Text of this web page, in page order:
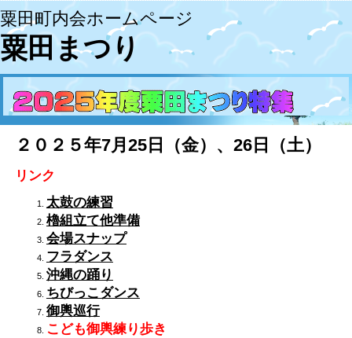
粟田町内会ホームページ
粟田まつり
２０２５年7月25日（金）、26日（土）
リンク
太鼓の練習
櫓組立て他準備
会場スナップ
フラダンス
沖縄の踊り
ちびっこダンス
御輿巡行
こども御輿練り歩き